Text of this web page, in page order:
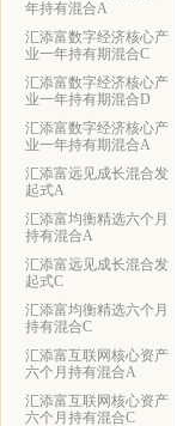
年持有混合A
汇添富数字经济核心产
业一年持有期混合C
汇添富数字经济核心产
业一年持有期混合D
汇添富数字经济核心产
业一年持有期混合A
汇添富远见成长混合发
起式A
汇添富均衡精选六个月
持有混合A
汇添富远见成长混合发
起式C
汇添富均衡精选六个月
持有混合C
汇添富互联网核心资产
六个月持有混合A
汇添富互联网核心资产
六个月持有混合C